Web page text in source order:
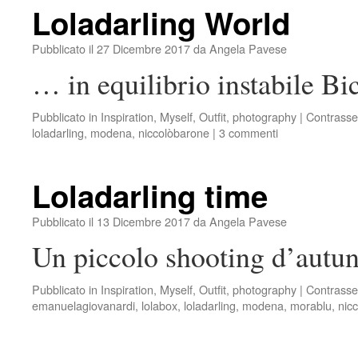
Loladarling World
Pubblicato il 27 Dicembre 2017da Angela Pavese
… in equilibrio instabile
Pubblicato in Inspiration, Myself, Outfit, photography |
loladarling, modena, niccolòbarone | 3 commenti
Loladarling time
Pubblicato il 13 Dicembre 2017da Angela Pavese
Un piccolo shooting
Pubblicato in Inspiration, Myself, Outfit, photography |
emanuelagiovanardi, lolabox, loladarling, modena, morablu,